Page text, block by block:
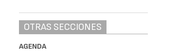
OTRAS SECCIONES
AGENDA